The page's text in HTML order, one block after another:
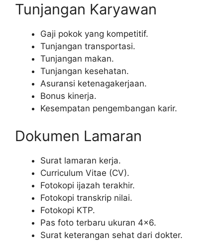
Tunjangan Karyawan
Gaji pokok yang kompetitif.
Tunjangan transportasi.
Tunjangan makan.
Tunjangan kesehatan.
Asuransi ketenagakerjaan.
Bonus kinerja.
Kesempatan pengembangan karir.
Dokumen Lamaran
Surat lamaran kerja.
Curriculum Vitae (CV).
Fotokopi ijazah terakhir.
Fotokopi transkrip nilai.
Fotokopi KTP.
Pas foto terbaru ukuran 4×6.
Surat keterangan sehat dari dokter.